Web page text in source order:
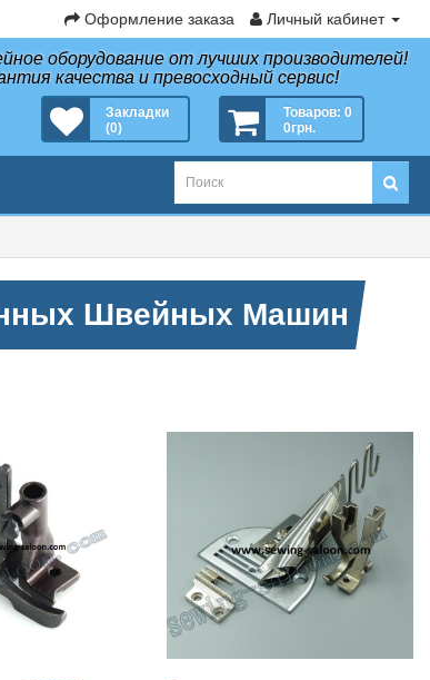
Оформление заказа Личный кабинет
оборудование от лучших производителей!
качества и превосходный сервис!
Закладки
(0)
Товаров: 0
0грн.
Швейных Машин